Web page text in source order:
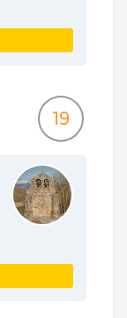
19